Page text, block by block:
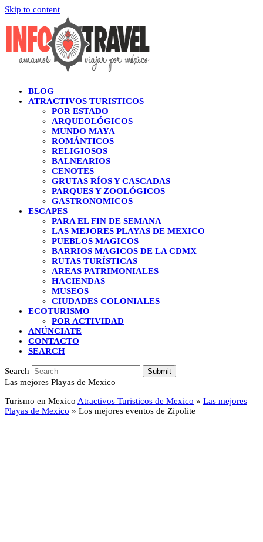
Skip to content
BLOG
ATRACTIVOS TURISTICOS
POR ESTADO
ARQUEOLÓGICOS
MUNDO MAYA
ROMÁNTICOS
RELIGIOSOS
BALNEARIOS
CENOTES
GRUTAS RÍOS Y CASCADAS
PARQUES Y ZOOLÓGICOS
GASTRONOMICOS
ESCAPES
PARA EL FIN DE SEMANA
LAS MEJORES PLAYAS DE MEXICO
PUEBLOS MAGICOS
BARRIOS MAGICOS DE LA CDMX
RUTAS TURÍSTICAS
AREAS PATRIMONIALES
HACIENDAS
MUSEOS
CIUDADES COLONIALES
ECOTURISMO
POR ACTIVIDAD
ANÚNCIATE
CONTACTO
SEARCH
Search Submit
Las mejores Playas de Mexico
Turismo en Mexico Atractivos Turisticos de Mexico » Las mejores
Playas de Mexico » Los mejores eventos de Zipolite